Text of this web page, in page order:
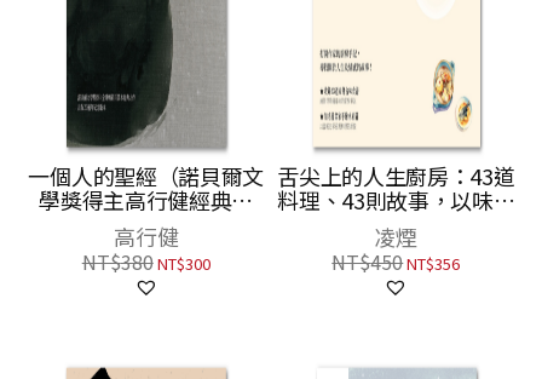
一個人的聖經（諾貝爾文
學獎得主高行健經典之
作，出版20週年紀念版）
高行健
NT$380NT$300
舌尖上的人生廚房：43道
料理、43則故事，以味蕾
交織情感記憶，調理人間
悲歡！
凌煙
NT$450NT$356